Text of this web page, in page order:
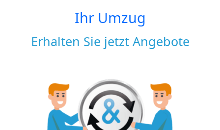
Ihr Umzug
Erhalten Sie jetzt Angebote